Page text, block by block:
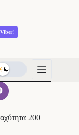
Viber!
200